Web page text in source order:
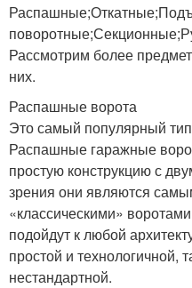
Рассмотрим более
них.
Распашные ворота
Это самый популярный
Распашные гаражные
простую конструкцию с
зрения они являются
«классическими»
подойдут к любой
простой и технологичной,
нестандартной.